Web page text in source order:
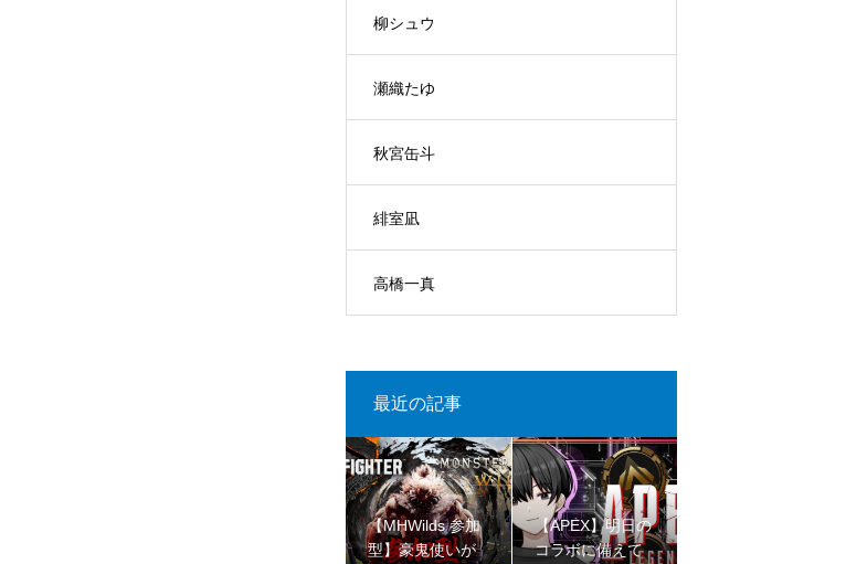
柳シュウ
瀬織たゆ
秋宮缶斗
緋室凪
高橋一真
最近の記事
【MHWilds 参加
型】豪鬼使いが
【APEX】明日の
コラボに備えて